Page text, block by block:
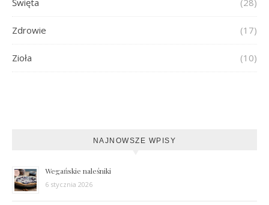
Zdrowie (17)
Zioła (10)
NAJNOWSZE WPISY
Wegańskie naleśniki
6 stycznia 2026